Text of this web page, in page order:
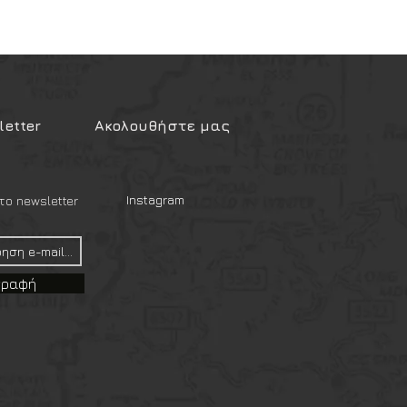
Ακολουθήστε μας
newsletter Instagram